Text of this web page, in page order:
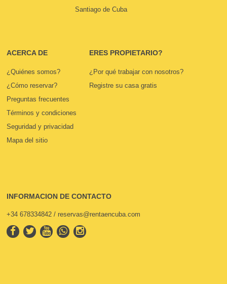
Santiago de Cuba
ACERCA DE
¿Quiénes somos?
¿Cómo reservar?
Preguntas frecuentes
Términos y condiciones
Seguridad y privacidad
Mapa del sitio
ERES PROPIETARIO?
¿Por qué trabajar con nosotros?
Registre su casa gratis
INFORMACION DE CONTACTO
+34 678334842 / reservas@rentaencuba.com